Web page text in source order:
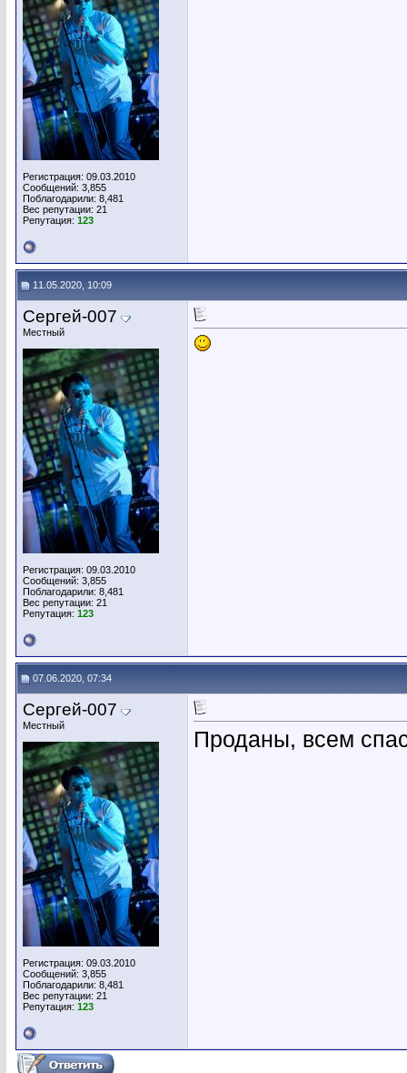
Регистрация: 09.03.2010
Сообщений: 3,855
Поблагодарили: 8,481
Вес репутации: 21
Репутация: 123
11.05.2020, 10:09
Сергей-007
Местный
Регистрация: 09.03.2010
Сообщений: 3,855
Поблагодарили: 8,481
Вес репутации: 21
Репутация: 123
07.06.2020, 07:34
Сергей-007
Местный
Регистрация: 09.03.2010
Сообщений: 3,855
Поблагодарили: 8,481
Вес репутации: 21
Репутация: 123
Проданы, всем